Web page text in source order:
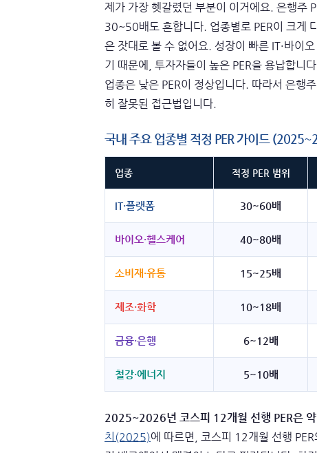
제가 가장 헷갈렸던 부분이 이거에요. 은행
30~50배도 흔합니다. 업종별로 PER이 크게
은 잣대로 볼 수 없어요. 성장이 빠른 IT·바이
기 때문에, 투자자들이 높은 PER을 용납합니
업종은 낮은 PER이 정상입니다. 따라서 은행
히 잘못된 접근법입니다.
국내 주요 업종별 적정 PER 가이드
업종 적정 PER 범위
IT·플랫폼 30~60배
바이오·헬스케어 40~80배
소비재·유통 15~25배
제조·화학 10~18배
금융·은행 6~12배
철강·에너지 5~10배
2025~2026년 코스피 12개월 선행 PER은
치(2025)에 따르면, 코스피 12개월 선행